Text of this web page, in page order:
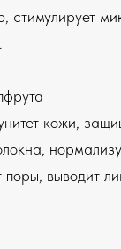
стимулирует
кожи,
поры, выводит